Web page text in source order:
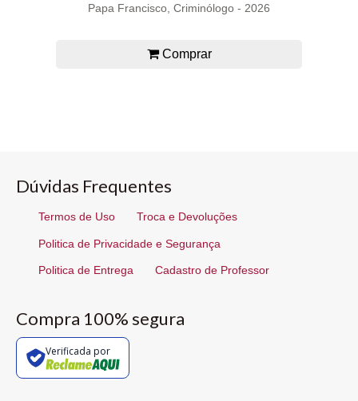
Papa Francisco, Criminólogo - 2026
Comprar
Dúvidas Frequentes
Termos de Uso Troca e Devoluções
Politica de Privacidade e Segurança
Politica de Entrega Cadastro de Professor
Compra 100% segura
Verificada por